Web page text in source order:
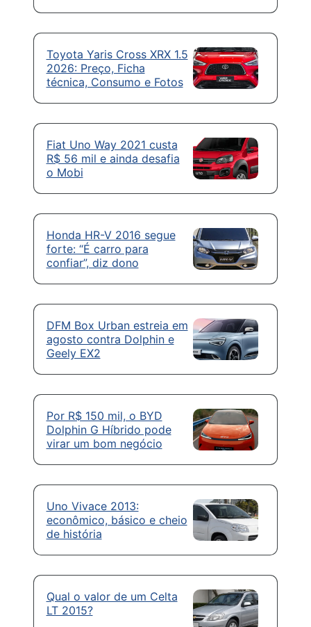
Toyota Yaris Cross XRX 1.5
2026: Preço, Ficha
técnica, Consumo e Fotos
Fiat Uno Way 2021 custa
R$ 56 mil e ainda desafia
o Mobi
Honda HR-V 2016 segue
forte: “É carro para
confiar”, diz dono
DFM Box Urban estreia em
agosto contra Dolphin e
Geely EX2
Por R$ 150 mil, o BYD
Dolphin G Híbrido pode
virar um bom negócio
Uno Vivace 2013:
econômico, básico e cheio
de história
Qual o valor de um Celta
LT 2015?